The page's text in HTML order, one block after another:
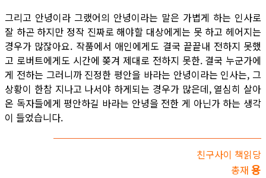
그리고 안녕이라 그랬어의 안녕이라는 말은 가볍게 하는 인사로
잘 하곤 하지만 정작 진짜로 해야할 대상에게는 못 하고 헤어지는
경우가 많잖아요. 작품에서 애인에게도 결국 끝끝내 전하지 못했
고 로버트에게도 시간에 쫒겨 제대로 전하지 못한. 결국 누군가에
게 전하는 그러니까 진정한 평안을 바라는 안녕이라는 인사는, 그
상황이 한참 지나고 나서야 하게되는 경우가 많은데, 열심히 살아
온 독자들에게 평안하길 바라는 안녕을 전한 게 아닌가 하는 생각
이 들었습니다.
친구사이 책읽당
총재 용